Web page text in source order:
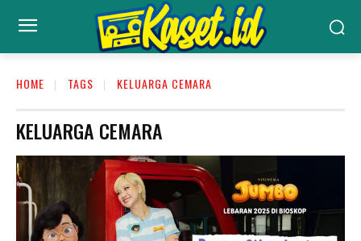
HOME TAGS KELUARGA CEMARA
KELUARGA CEMARA